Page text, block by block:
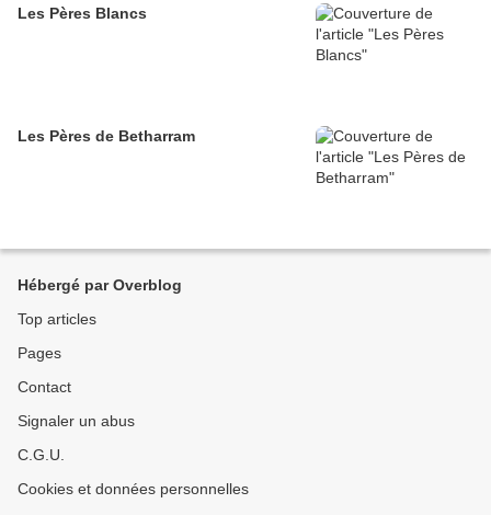
Les Pères Blancs
Les Pères de Betharram
Hébergé par Overblog
Top articles
Pages
Contact
Signaler un abus
C.G.U.
Cookies et données personnelles